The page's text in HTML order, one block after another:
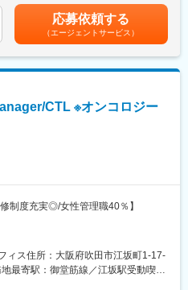
コニカミノルタグループの中核事業
産業用計測機器などの販売・サービ
会社です。オフィスや医療など様々
製品・サービスを展開しておりま
務
制度、1時間からの有給取得可能、残
きやすい環境を整えています。
名、係長1名、主任1名、スタッフ3
ています。
を経て決定致します。
を行い、直に機械に触りながら見識
同行しながらOJTで業務を学んでい
足＞※給与詳細は経験などを考慮の
1回(4月)■賞与：年2回(7月、12月) ※
40,000円にて算出（18,500円～
円／30歳・5年目（月給26万円＋諸
も目安の金額であり、選考を通じて
応募依頼する
（エージェントサービス）
CTL ※オンコロジー
制度充実◎/女性管理職40％】
チャー・研究機関から依頼されたプ
主導治験、製造販売後臨床試験、臨
、ステークホルダー等を管理する業
ィス住所：大阪府吹田市江坂町1-17-
最寄駅：御堂筋線／江坂駅受動喫煙
囲：会社の定める事業所